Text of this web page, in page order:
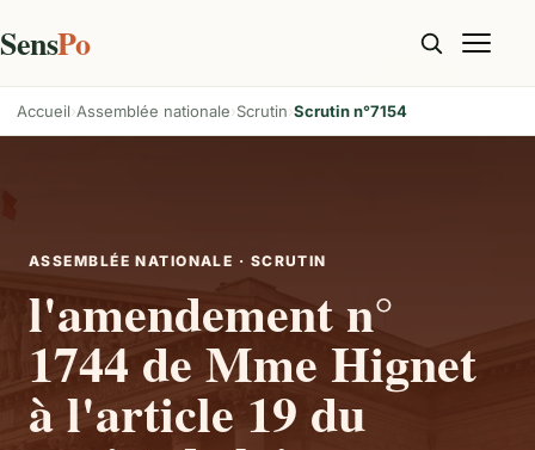
SensPo
Accueil Assemblée nationale Scrutin Scrutin n°7154
ASSEMBLÉE NATIONALE · SCRUTIN
l'amendement n°
1744 de Mme Hignet
à l'article 19 du